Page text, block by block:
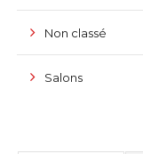
Non classé
Salons